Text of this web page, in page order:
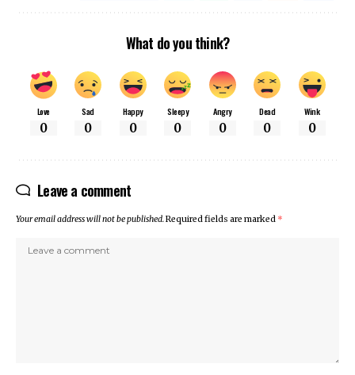
What do you think?
Love
0
Sad
0
Happy
0
Sleepy
0
Angry
0
Dead
0
Wink
0
Leave a comment
Your email address will not be published.Required fields are marked *